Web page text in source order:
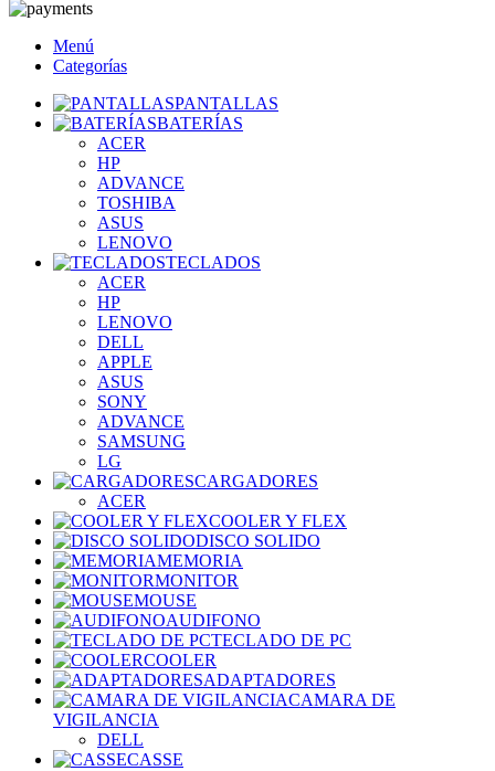
Menú
Categorías
PANTALLAS
BATERÍAS
ACER
HP
ADVANCE
TOSHIBA
ASUS
LENOVO
TECLADOS
ACER
HP
LENOVO
DELL
APPLE
ASUS
SONY
ADVANCE
SAMSUNG
LG
CARGADORES
ACER
COOLER Y FLEX
DISCO SOLIDO
MEMORIA
MONITOR
MOUSE
AUDIFONO
TECLADO DE PC
COOLER
ADAPTADORES
CAMARA DE
VIGILANCIA
DELL
CASSE